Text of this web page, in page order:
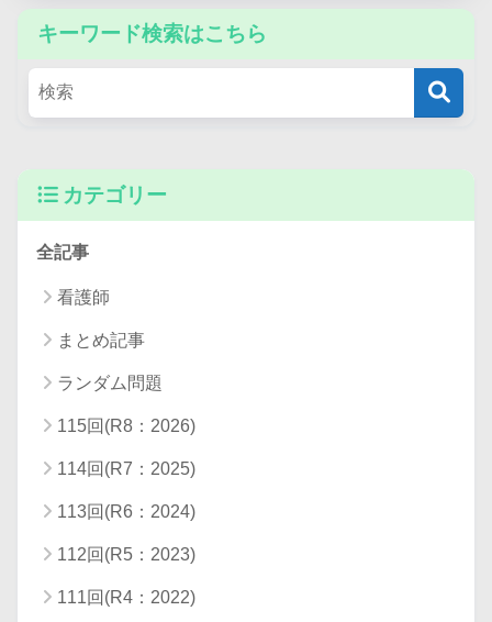
キーワード検索はこちら
カテゴリー
全記事
看護師
まとめ記事
ランダム問題
115回(R8：2026)
114回(R7：2025)
113回(R6：2024)
112回(R5：2023)
111回(R4：2022)